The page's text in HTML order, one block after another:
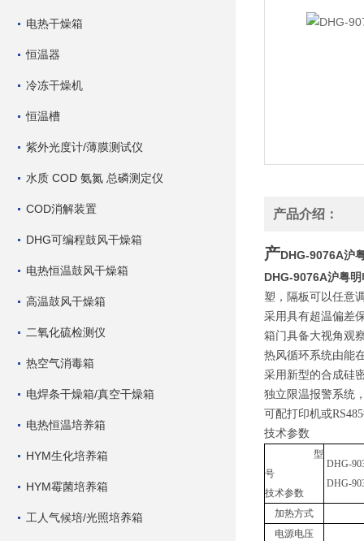
电热干燥箱
恒温器
冷冻干燥机
恒温槽
紫外光度计/薄膜测试仪
水质 COD 氨氮 总磷测定仪
COD消解装置
DHG可编程鼓风干燥箱
电热恒温鼓风干燥箱
高温鼓风干燥箱
二氧化硫检测仪
热空气消毒箱
电焊条干燥箱/真空干燥箱
电热恒温培养箱
HYM生化培养箱
HYM霉菌培养箱
工人气候培/光照培养箱
产品介绍：
产DHG-9076A沪
DHG-9076A沪粤
塑，隔板可以任意
采用具有超温偏差
箱门具备大视角观
热风循环系统由能
采用新型的合成硅
独立限温报警系统
可配打印机或
技术参数
型
号
技术参数
DHG-
DHG-
加热方式
电源电压